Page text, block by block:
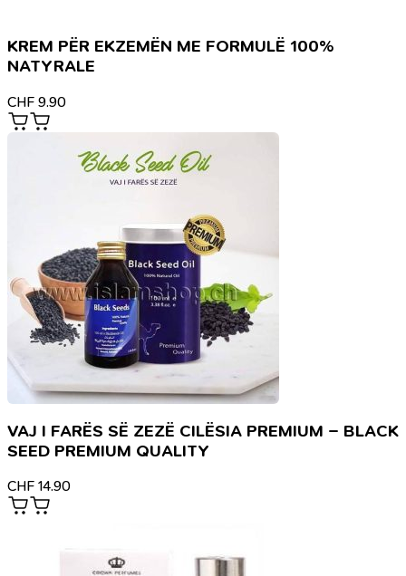
KREM PËR EKZEMËN ME FORMULË 100%
NATYRALE
CHF 9.90
VAJ I FARËS SË ZEZË CILËSIA PREMIUM – BLACK
SEED PREMIUM QUALITY
CHF 14.90